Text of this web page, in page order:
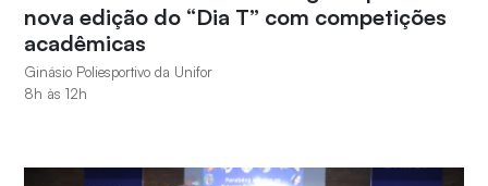
nova edição do “Dia T” com competições
acadêmicas
Ginásio Poliesportivo da Unifor
8h às 12h